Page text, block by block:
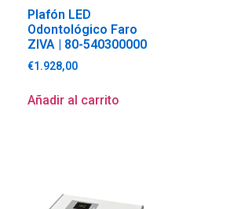
Plafón LED
Odontológico Faro
ZIVA | 80-540300000
€1.928,00
Añadir al carrito